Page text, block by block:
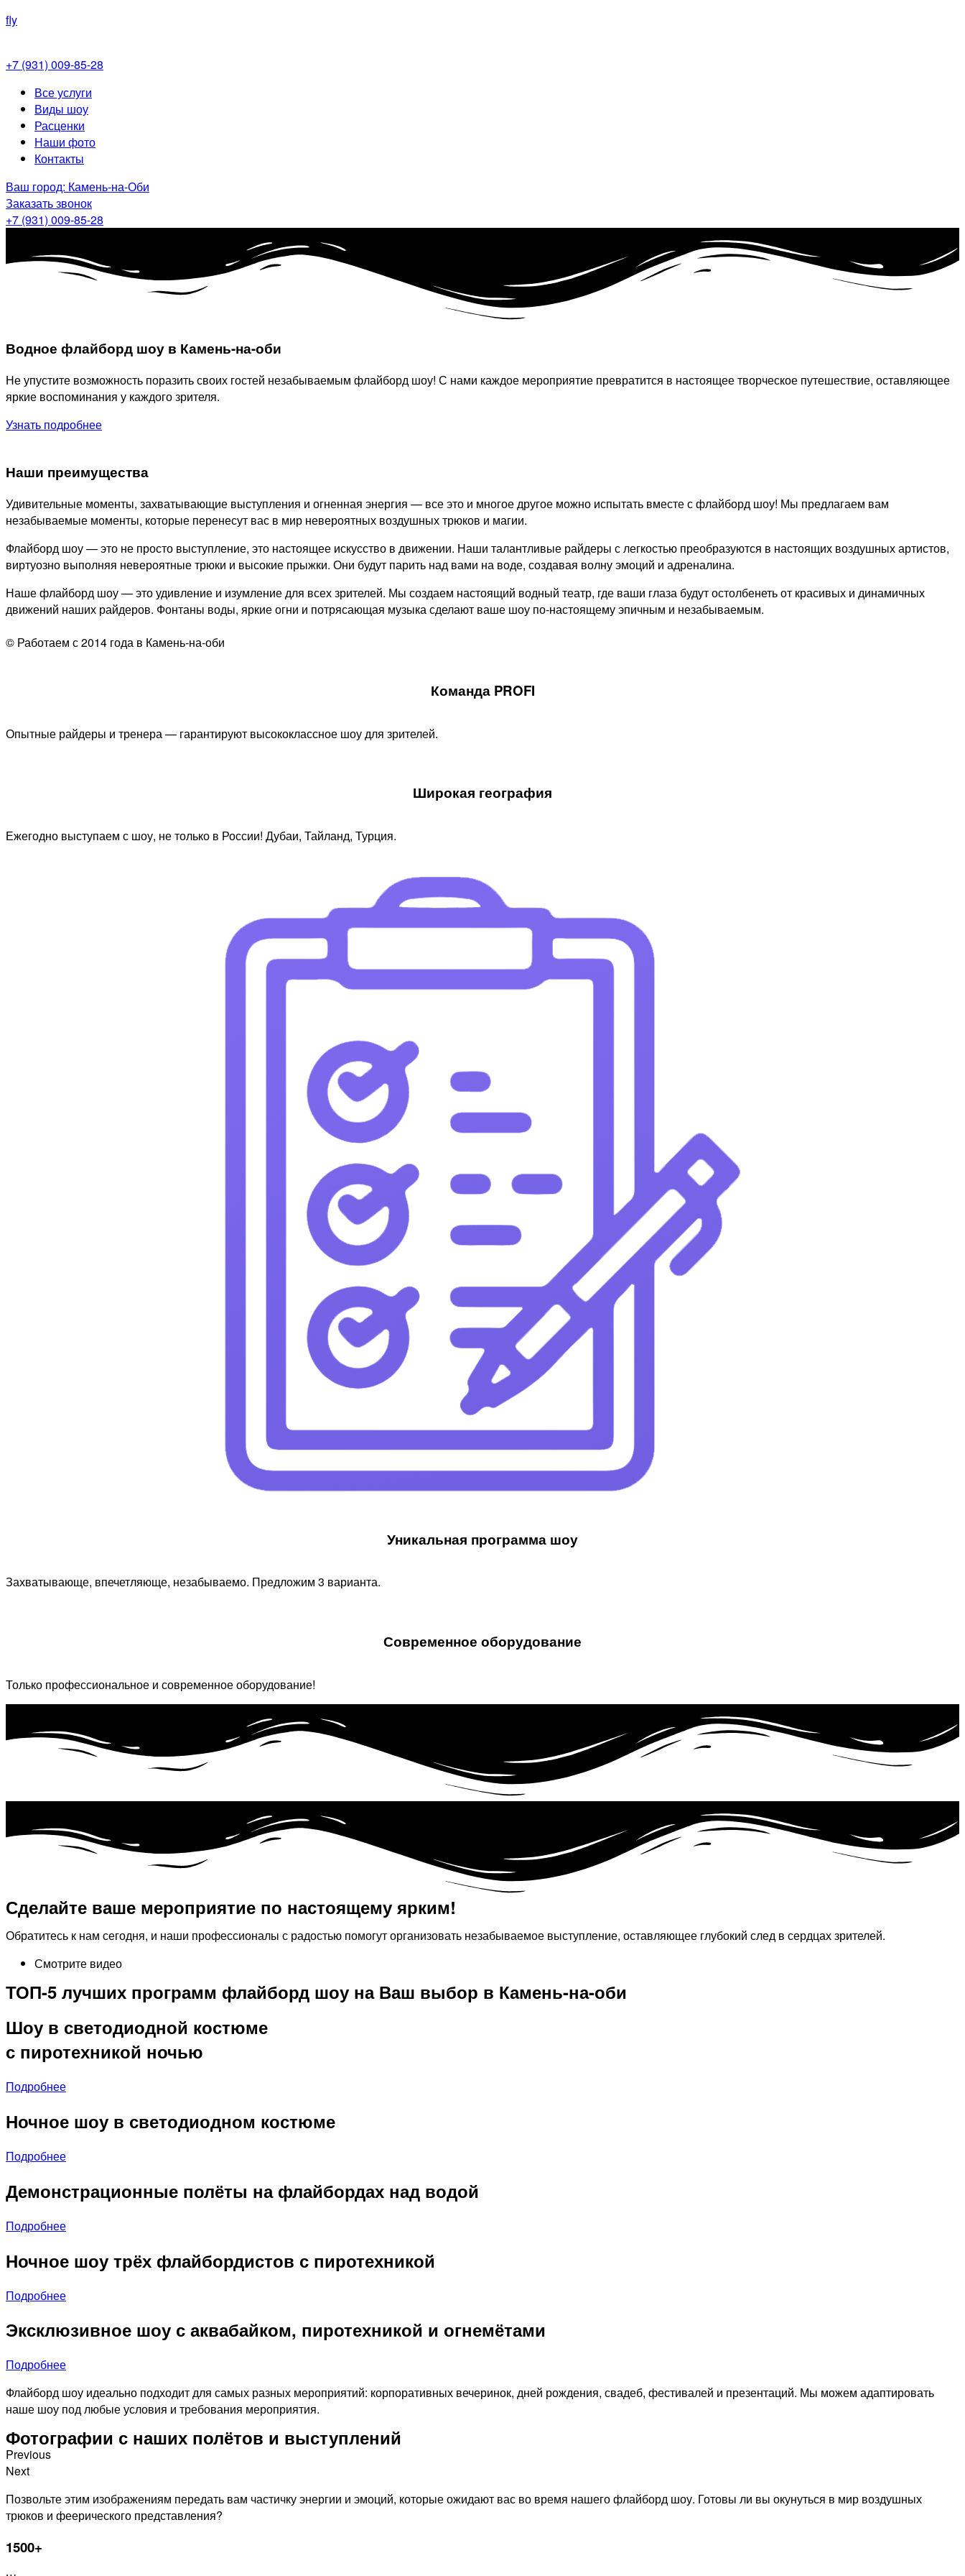
fly
+7 (931) 009-85-28
МенюВсе услуги
Виды шоу
Расценки
Наши фото
Контакты
Ваш город: Камень-на-Оби
Заказать звонок
+7 (931) 009-85-28
Водное флайборд шоу в Камень-на-оби
Не упустите возможность поразить своих гостей незабываемым флайборд шоу! С нами каждое мероприятие превратится в настоящее творческое путешествие, оставляющее
яркие воспоминания у каждого зрителя.
Узнать подробнее
Наши преимущества
Удивительные моменты, захватывающие выступления и огненная энергия — все это и многое другое можно испытать вместе с флайборд шоу! Мы предлагаем вам
незабываемые моменты, которые перенесут вас в мир невероятных воздушных трюков и магии.
Флайборд шоу — это не просто выступление, это настоящее искусство в движении. Наши талантливые райдеры с легкостью преобразуются в настоящих воздушных артистов,
виртуозно выполняя невероятные трюки и высокие прыжки. Они будут парить над вами на воде, создавая волну эмоций и адреналина.
Наше флайборд шоу — это удивление и изумление для всех зрителей. Мы создаем настоящий водный театр, где ваши глаза будут остолбенеть от красивых и динамичных
движений наших райдеров. Фонтаны воды, яркие огни и потрясающая музыка сделают ваше шоу по-настоящему эпичным и незабываемым.
© Работаем с 2014 года в Камень-на-оби
Команда PROFI
Опытные райдеры и тренера — гарантируют высококлассное шоу для зрителей.
Широкая география
Ежегодно выступаем с шоу, не только в России! Дубаи, Тайланд, Турция.
Уникальная программа шоу​
Захватывающе, впечетляюще, незабываемо. Предложим 3 варианта.
Современное оборудование
Только профессиональное и современное оборудование!
Сделайте ваше мероприятие по настоящему ярким!​
Обратитесь к нам сегодня, и наши профессионалы с радостью помогут организовать незабываемое выступление, оставляющее глубокий след в сердцах зрителей.
Смотрите видео
ТОП-5 лучших программ флайборд шоу на Ваш выбор в Камень-на-оби
Шоу в светодиодной костюме
с пиротехникой ночью
Подробнее
Ночное шоу в светодиодном костюме
Подробнее
Демонстрационные полёты на флайбордах над водой
Подробнее
Ночное шоу трёх флайбордистов с пиротехникой
Подробнее
Эксклюзивное шоу с аквабайком, пиротехникой и огнемётами
Подробнее
Флайборд шоу идеально подходит для самых разных мероприятий: корпоративных вечеринок, дней рождения, свадеб, фестивалей и презентаций. Мы можем адаптировать
наше шоу под любые условия и требования мероприятия.
Фотографии с наших полётов и выступлений
Previous
Next
Позвольте этим изображениям передать вам частичку энергии и эмоций, которые ожидают вас во время нашего флайборд шоу. Готовы ли вы окунуться в мир воздушных
трюков и феерического представления?
1500+